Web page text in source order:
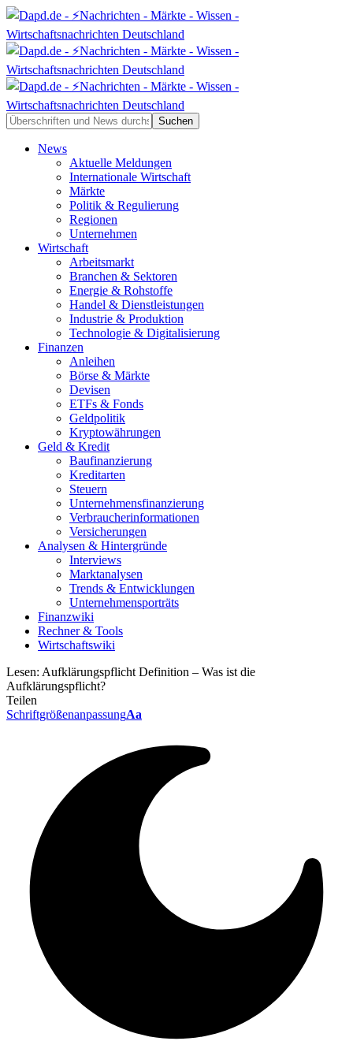
News
Aktuelle Meldungen
Internationale Wirtschaft
Märkte
Politik & Regulierung
Regionen
Unternehmen
Wirtschaft
Arbeitsmarkt
Branchen & Sektoren
Energie & Rohstoffe
Handel & Dienstleistungen
Industrie & Produktion
Technologie & Digitalisierung
Finanzen
Anleihen
Börse & Märkte
Devisen
ETFs & Fonds
Geldpolitik
Kryptowährungen
Geld & Kredit
Baufinanzierung
Kreditarten
Steuern
Unternehmensfinanzierung
Verbraucherinformationen
Versicherungen
Analysen & Hintergründe
Interviews
Marktanalysen
Trends & Entwicklungen
Unternehmensporträts
Finanzwiki
Rechner & Tools
Wirtschaftswiki
Lesen: Aufklärungspflicht Definition – Was ist die
Aufklärungspflicht?
Teilen
SchriftgrößenanpassungAa